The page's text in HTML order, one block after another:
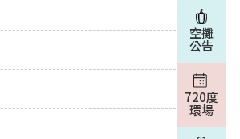
空攤
公告
720度
環場